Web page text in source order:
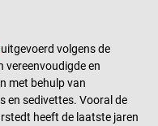
uitgevoerd volgens de
vereenvoudigde en
met behulp van
en sedivettes. Vooral de
heeft de laatste jaren